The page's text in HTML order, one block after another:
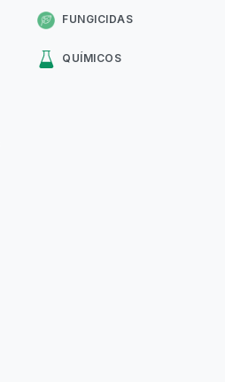
FUNGICIDAS
QUÍMICOS